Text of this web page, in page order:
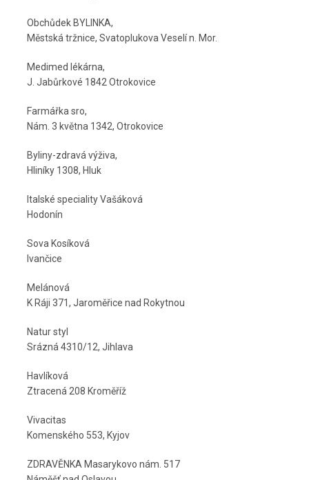
Obchůdek BYLINKA,
Městská tržnice, Svatoplukova Veselí n. Mor.
Medimed lékárna,
J. Jabůrkové 1842 Otrokovice
Farmářka sro,
Nám. 3 května 1342, Otrokovice
Byliny-zdravá výživa,
Hliníky 1308, Hluk
Italské speciality Vašáková
Hodonín
Sova Kosíková
Ivančice
Melánová
K Ráji 371, Jaroměřice nad Rokytnou
Natur styl
Srázná 4310/12, Jihlava
Havlíková
Ztracená 208 Kroměříž
Vivacitas
Komenského 553, Kyjov
ZDRAVĚNKA Masarykovo nám. 517